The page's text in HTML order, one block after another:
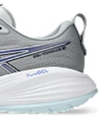
of the outsole for
durability.
light settings.
material is made
and carbon
solution dyeing